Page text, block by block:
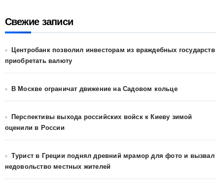
Свежие записи
Центробанк позволил инвесторам из враждебных государств
приобретать валюту
В Москве ограничат движение на Садовом кольце
Перспективы выхода российских войск к Киеву зимой
оценили в России
Турист в Греции поднял древний мрамор для фото и вызвал
недовольство местных жителей